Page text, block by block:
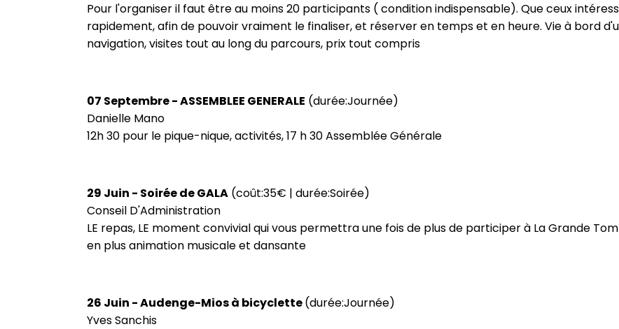
Pour l'organiser il faut être au moins 20 participants ( condition indispensable). Que ceux
rapidement, afin de pouvoir vraiment le finaliser, et réserver en temps et en heure. Vie à bord
navigation, visites tout au long du parcours, prix tout compris
07 Septembre - ASSEMBLEE GENERALE (durée:Journée)
Danielle Mano
12h 30 pour le pique-nique, activités, 17 h 30 Assemblée Générale
29 Juin - Soirée de GALA (coût:35€ | durée:Soirée)
Conseil D'Administration
LE repas, LE moment convivial qui vous permettra une fois de plus de participer à La Grande
en plus animation musicale et dansante
26 Juin - Audenge-Mios à bicyclette(durée:Journée)
Yves Sanchis